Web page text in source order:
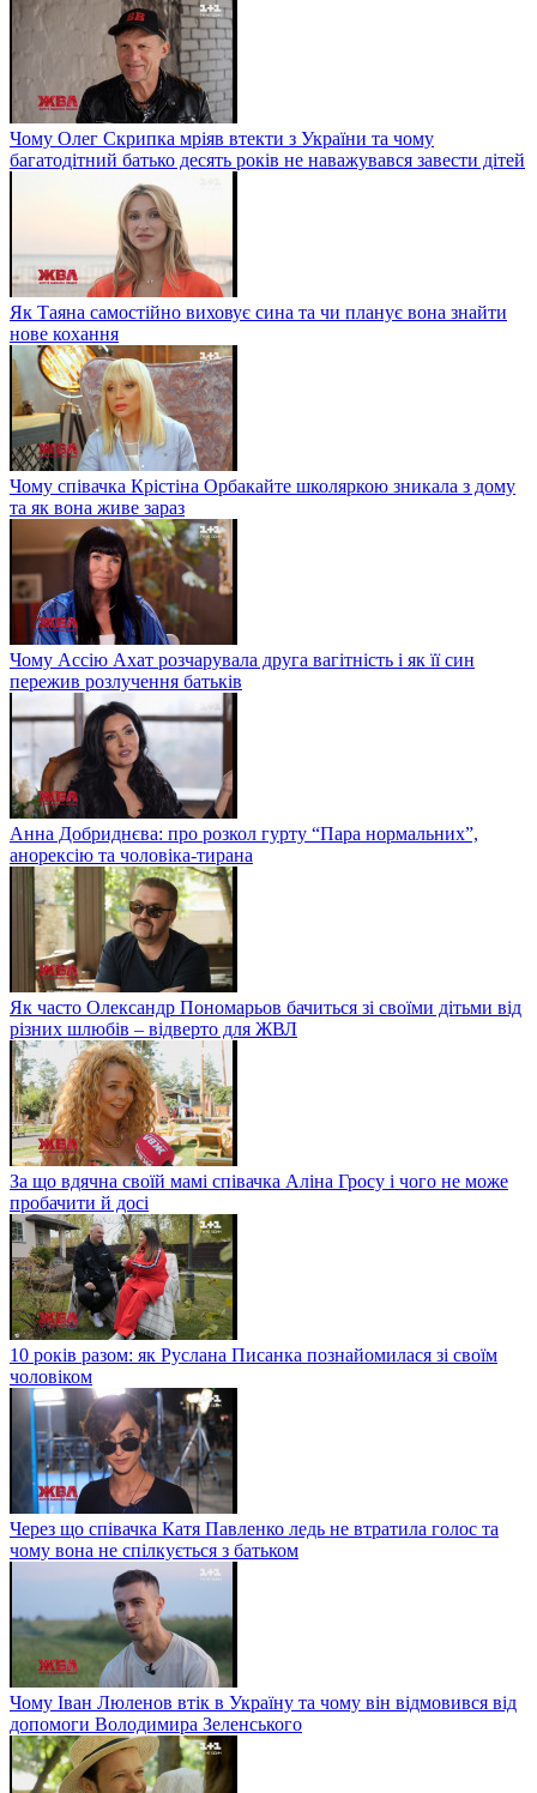
Чому Олег Скрипка мріяв втекти з України та чому
багатодітний батько десять років не наважувався завести дітей
Як Таяна самостійно виховує сина та чи планує вона знайти
нове кохання
Чому співачка Крістіна Орбакайте школяркою зникала з дому
та як вона живе зараз
Чому Ассію Ахат розчарувала друга вагітність і як її син
пережив розлучення батьків
Анна Добриднєва: про розкол гурту “Пара нормальних”,
анорексію та чоловіка-тирана
Як часто Олександр Пономарьов бачиться зі своїми дітьми від
різних шлюбів – відверто для ЖВЛ
За що вдячна своїй мамі співачка Аліна Гросу і чого не може
пробачити й досі
10 років разом: як Руслана Писанка познайомилася зі своїм
чоловіком
Через що співачка Катя Павленко ледь не втратила голос та
чому вона не спілкується з батьком
Чому Іван Люленов втік в Україну та чому він відмовився від
допомоги Володимира Зеленського